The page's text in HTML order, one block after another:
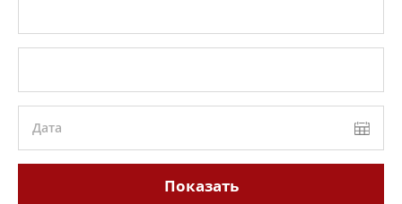
Дата
Показать